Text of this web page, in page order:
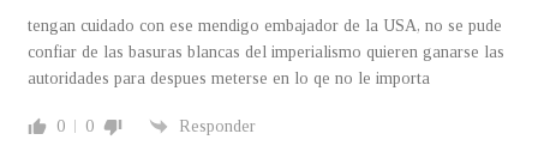
tengan cuidado con ese mendigo embajador de la USA, no se pude
confiar de las basuras blancas del imperialismo quieren ganarse las
autoridades para despues meterse en lo qe no le importa
0 0 Responder